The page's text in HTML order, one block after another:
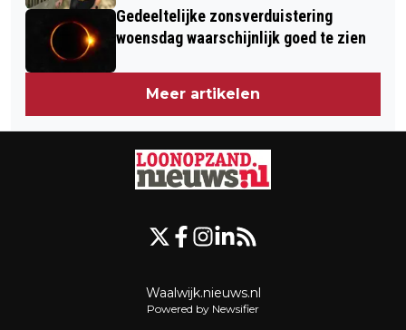
Gedeeltelijke zonsverduistering
woensdag waarschijnlijk goed te zien
Meer artikelen
Waalwijk.nieuws.nl
Powered by Newsifier